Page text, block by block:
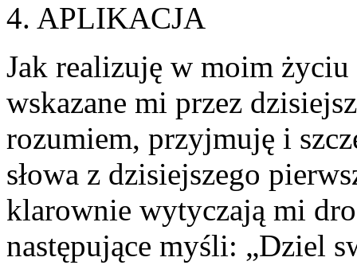
4. APLIKACJA
Jak realizuję w moim
wskazane mi przez
rozumiem, przyjmuję i
słowa z dzisiejszego
klarownie wytyczają mi
następujące myśli: „Dziel